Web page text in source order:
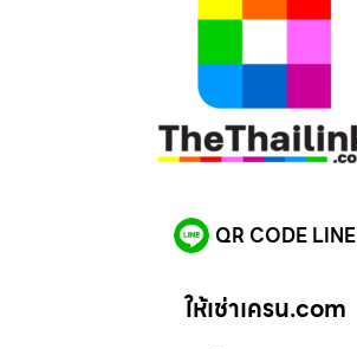
QR CODE LINE
ให้เช่าเครน.com